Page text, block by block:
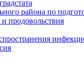
района по
и продовольствия